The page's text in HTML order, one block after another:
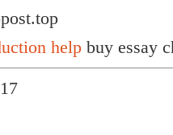
help buy essay